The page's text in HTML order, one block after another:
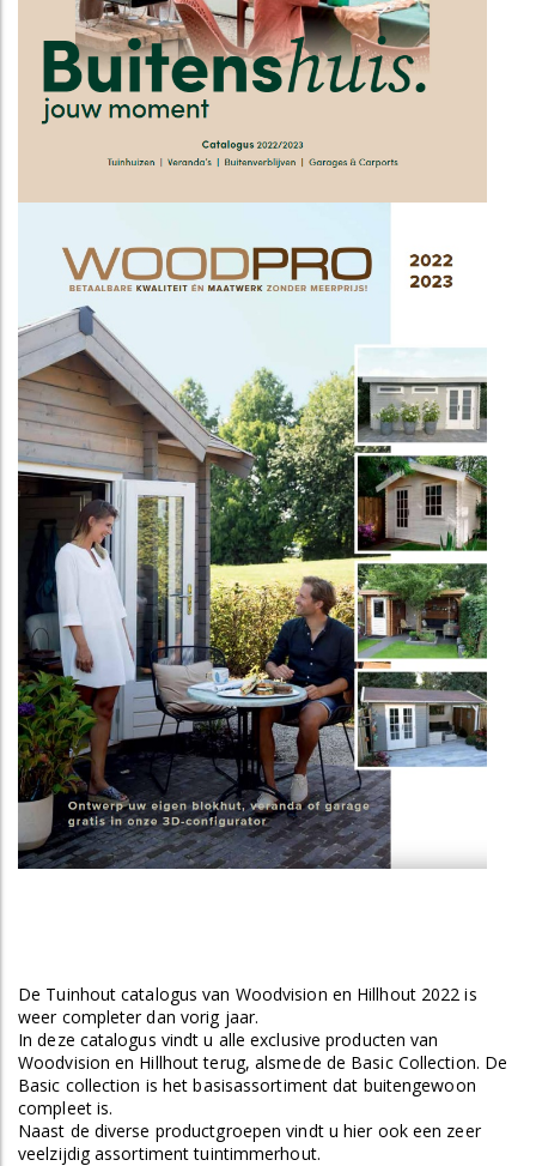
De Tuinhout catalogus van Woodvision en Hillhout 2022 is
weer completer dan vorig jaar.
In deze catalogus vindt u alle exclusive producten van
Woodvision en Hillhout terug, alsmede de Basic Collection. De
Basic collection is het basisassortiment dat buitengewoon
compleet is.
Naast de diverse productgroepen vindt u hier ook een zeer
veelzijdig assortiment tuintimmerhout.